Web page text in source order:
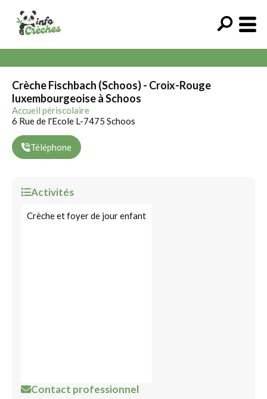
Crèche Fischbach (Schoos) - Croix-Rouge
luxembourgeoise à Schoos
Accueil périscolaire
6 Rue de l'Ecole L-7475 Schoos
Téléphone
Activités
Crèche et foyer de jour enfant
Contact professionnel